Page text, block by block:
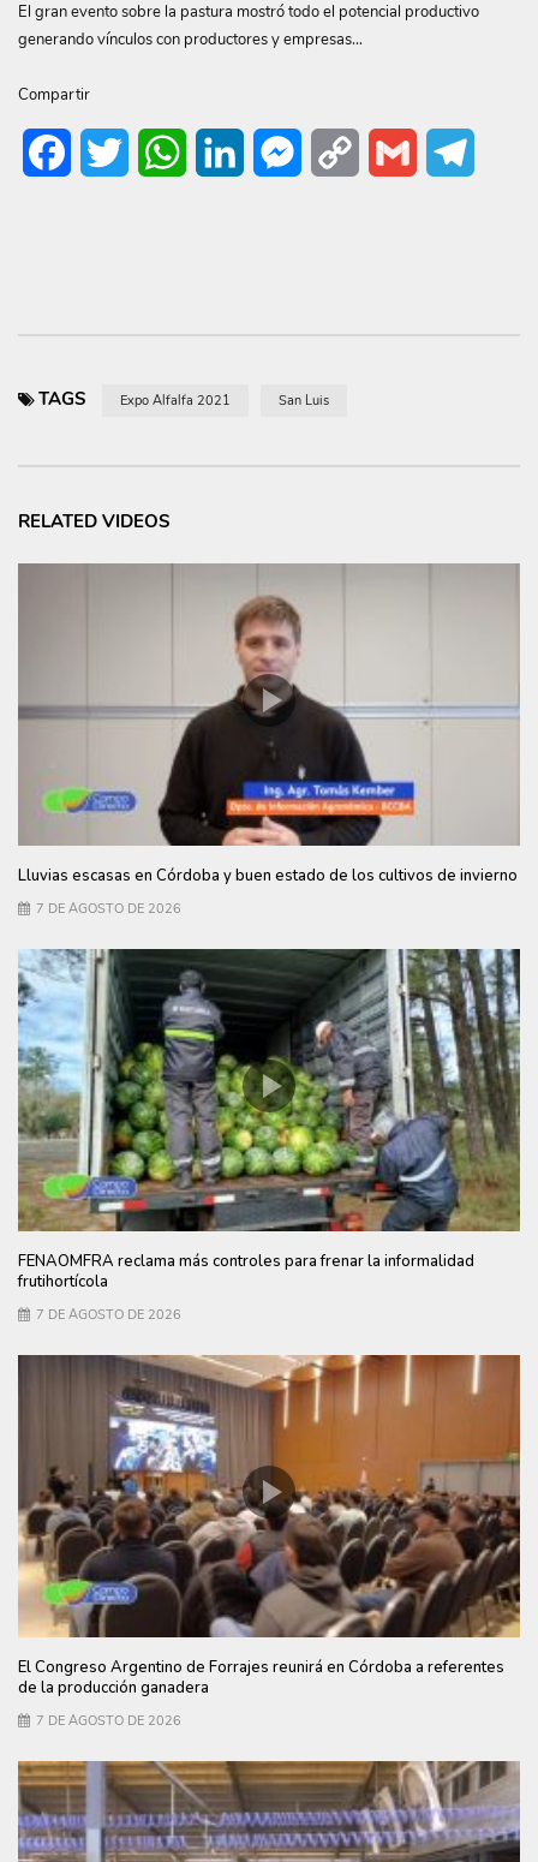
El gran evento sobre la pastura mostró todo el potencial productivo
generando vínculos con productores y empresas…
Compartir
FacebookTwitter WhatsAppLinkedIn Messenger
Copy
Gmail
TAGS Expo Alfalfa 2021 San Luis
RELATED VIDEOS
Lluvias escasas en Córdoba y buen estado de los cultivos de invierno
7 DE AGOSTO DE 2026
FENAOMFRA reclama más controles para frenar la informalidad
frutihortícola
7 DE AGOSTO DE 2026
El Congreso Argentino de Forrajes reunirá en Córdoba a referentes
de la producción ganadera
7 DE AGOSTO DE 2026